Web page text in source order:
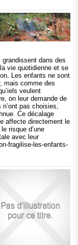
dans des
vie quotidienne et se
Les enfants ne sont
mais comme des
veulent
on leur demande de
n’ont pas choisies,
Ce décalage
affecte directement le
risque d’une
avec leur
fragilise-les-enfants-